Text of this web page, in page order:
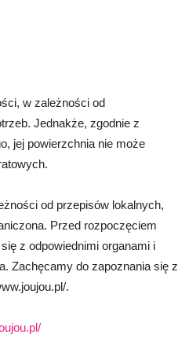
w zależności od
Jednakże, zgodnie z
jej powierzchnia nie może
od przepisów lokalnych,
Przed rozpoczęciem
z odpowiednimi organami i
Zachęcamy do zapoznania się z
.